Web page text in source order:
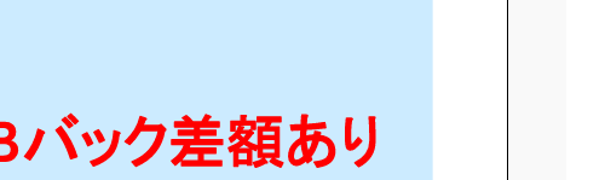
バック差額あ